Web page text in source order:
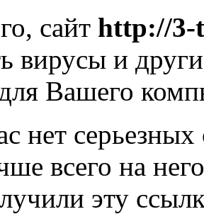
сайт http://3-
вирусы и
Вашего
нет
всего на
эту